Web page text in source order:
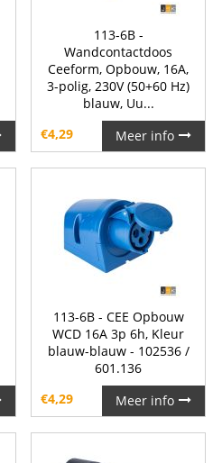
113-6B -
Wandcontactdoos
Ceeform, Opbouw, 16A,
3-polig, 230V (50+60 Hz)
blauw, Uu...
€4,29 Meer info
113-6B - CEE Opbouw
WCD 16A 3p 6h, Kleur
blauw-blauw - 102536 /
601.136
€4,29 Meer info